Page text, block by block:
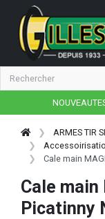
ARMES TIR
Cale main
Cale main
Picatinny